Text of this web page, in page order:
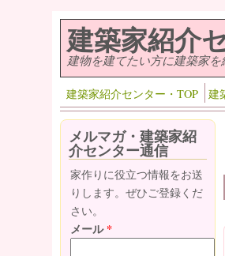
建築家紹介
建物を建てたい方に建築家
建築家紹介センター・TOP 建
メルマガ・建築家紹
介センター通信
家作りに役立つ情報をお送
りします。ぜひご登録くだ
さい。
メール*